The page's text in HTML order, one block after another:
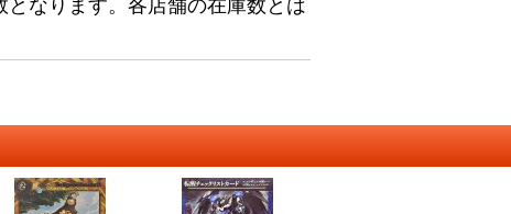
なります。各店舗の在庫数とは